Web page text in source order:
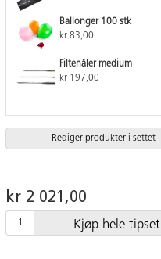
Ballonger 100 stk
kr 83,00
Filtenåler medium
kr 197,00
Rediger produkter i settet
kr 2 021,00
Kjøp hele tipset